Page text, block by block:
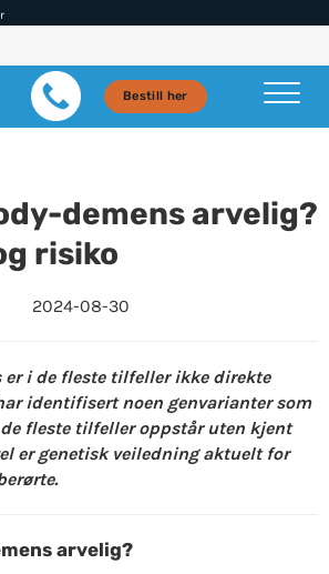
Bestill her
demens arvelig?
risiko
2024-08-30
er i de fleste tilfeller ikke direkte
identifisert noen genvarianter som
fleste tilfeller oppstår uten kjent
er genetisk veiledning aktuelt for
arvelig?